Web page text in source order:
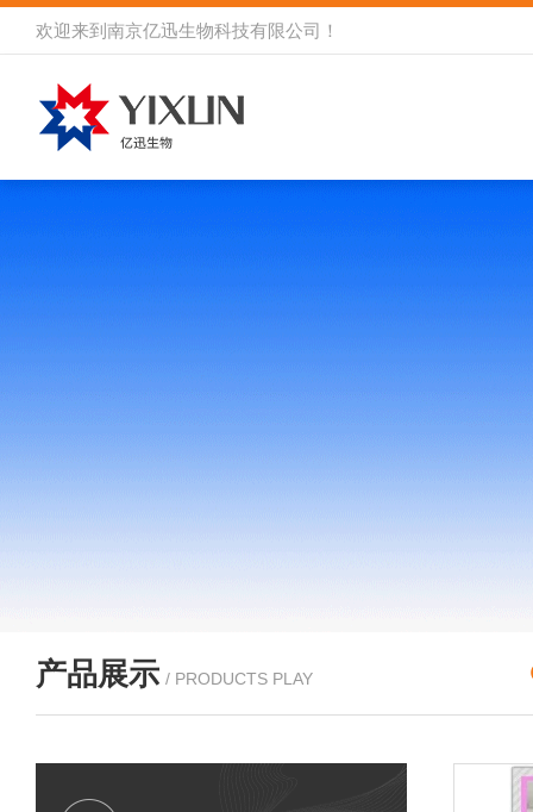
欢迎来到 南京亿迅生物科技有限公司 ！
产品展示 / PRODUCTS PLAY